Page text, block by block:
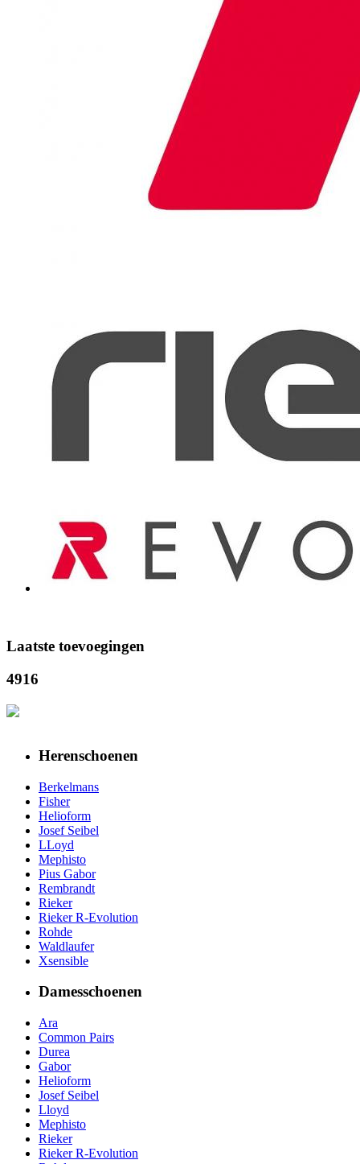
Laatste toevoegingen
4916
Herenschoenen
Berkelmans
Fisher
Helioform
Josef Seibel
LLoyd
Mephisto
Pius Gabor
Rembrandt
Rieker
Rieker R-Evolution
Rohde
Waldlaufer
Xsensible
Damesschoenen
Ara
Common Pairs
Durea
Gabor
Helioform
Josef Seibel
Lloyd
Mephisto
Rieker
Rieker R-Evolution